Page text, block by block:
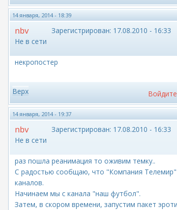
14 января, 2014 - 18:39
nbv
Не в сети
Зарегистрирован: 17.08.2010 - 16:33
некропостер
Верх Войдите
14 января, 2014 - 19:37
nbv
Не в сети
Зарегистрирован: 17.08.2010 - 16:33
раз пошла реанимация то оживим темку..
С радостью сообщаю, что "Компания Телемир"
каналов.
Начинаем мы с канала "наш футбол".
Затем, в скором времени, запустим пакет